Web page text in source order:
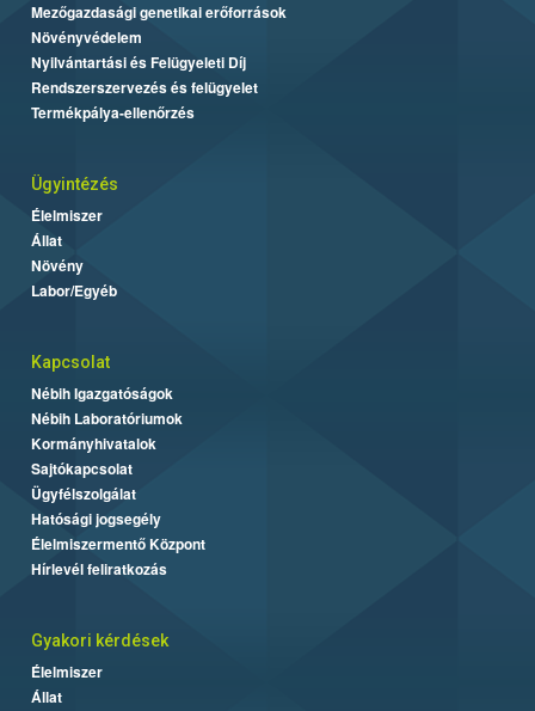
Mezőgazdasági genetikai erőforrások
Növényvédelem
Nyilvántartási és Felügyeleti Díj
Rendszerszervezés és felügyelet
Termékpálya-ellenőrzés
Ügyintézés
Élelmiszer
Állat
Növény
Labor/Egyéb
Kapcsolat
Nébih Igazgatóságok
Nébih Laboratóriumok
Kormányhivatalok
Sajtókapcsolat
Ügyfélszolgálat
Hatósági jogsegély
Élelmiszermentő Központ
Hírlevél feliratkozás
Gyakori kérdések
Élelmiszer
Állat